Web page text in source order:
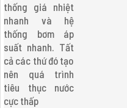
thống giá nhiệt
nhanh và hệ
thống bơm áp
suất nhanh. Tất
cả các thứ đó tạo
nên quá trình
tiêu thục nước
cực thấp